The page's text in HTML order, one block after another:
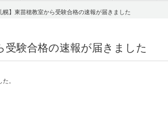
幌】東苗穂教室から受験合格の速報が届きました
受験合格の速報が届きました
。